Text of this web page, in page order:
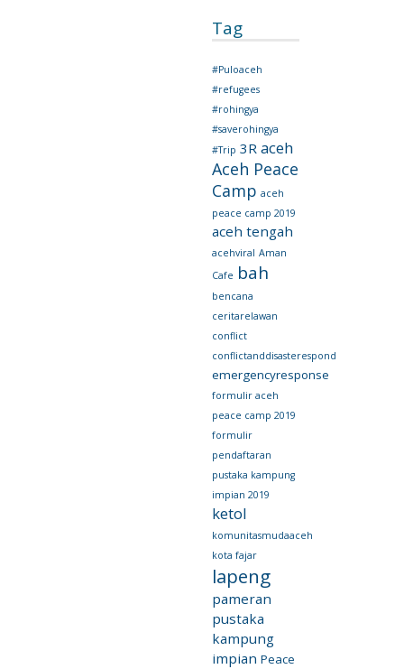
Tag
#Puloaceh
#refugees
#rohingya
#saverohingya
#Trip 3R aceh
Aceh Peace
Camp aceh
peace camp 2019
aceh tengah
acehviral Aman
Cafe bah
bencana
ceritarelawan
conflict
conflictanddisasterespond
emergencyresponse
formulir aceh
peace camp 2019
formulir
pendaftaran
pustaka kampung
impian 2019
ketol
komunitasmudaaceh
kota fajar
lapeng
pameran
pustaka
kampung
impian Peace